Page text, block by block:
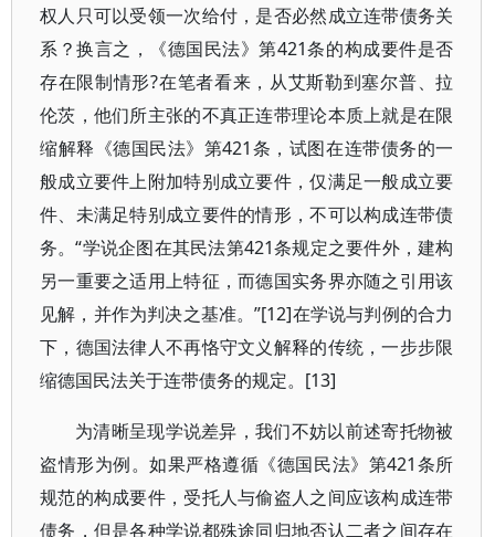
权人只可以受领一次给付，是否必然成立连带债务关
系？换言之，《德国民法》第421条的构成要件是否
存在限制情形?在笔者看来，从艾斯勒到塞尔普、拉
伦茨，他们所主张的不真正连带理论本质上就是在限
缩解释《德国民法》第421条，试图在连带债务的一
般成立要件上附加特别成立要件，仅满足一般成立要
件、未满足特别成立要件的情形，不可以构成连带债
务。“学说企图在其民法第421条规定之要件外，建构
另一重要之适用上特征，而德国实务界亦随之引用该
见解，并作为判决之基准。”[12]在学说与判例的合力
下，德国法律人不再恪守文义解释的传统，一步步限
缩德国民法关于连带债务的规定。[13]
为清晰呈现学说差异，我们不妨以前述寄托物被
盗情形为例。如果严格遵循《德国民法》第421条所
规范的构成要件，受托人与偷盗人之间应该构成连带
债务，但是各种学说都殊途同归地否认二者之间存在